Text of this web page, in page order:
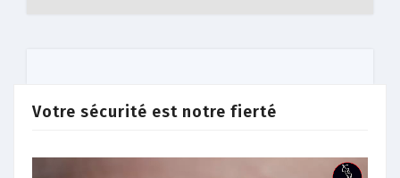
Votre sécurité est notre fierté